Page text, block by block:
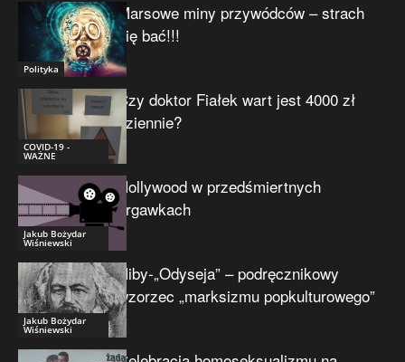
Polityka
Marsowe miny przywódców – strach
się bać!!!
COVID-19 -
WAŻNE
Czy doktor Fiałek wart jest 4000 zł
dziennie?
Jakub Bożydar
Wiśniewski
Hollywood w przedśmiertnych
drgawkach
Jakub Bożydar
Wiśniewski
Niby-„Odyseja” – podręcznikowy
wzorzec „marksizmu popkulturowego”